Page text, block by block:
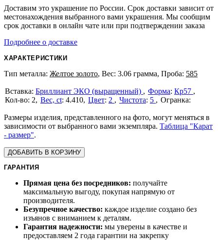
Доставим это украшение по России. Срок доставки зависит от
местонахождения выбранного вами украшения. Мы сообщим
срок доставки в онлайн чате или при подтверждении заказа
Подробнее о доставке
ХАРАКТЕРИСТИКИ
Тип металла: Желтое золото, Вес: 3.06 грамма, Проба: 585
Бриллиант ЭКО (выращенный) Форма: Кр57
2
Вес, ct: 4.410 Цвет: 2 Чистота: 5
Размеры изделия, представленного на фото, могут меняться в
зависимости от выбранного вами экземпляра. Таблица "Карат
- размер".
ДОБАВИТЬ В КОРЗИНУ
ГАРАНТИЯ
Прямая цена без посредников: получайте
максимальную выгоду, покупая напрямую от
производителя.
Безупречное качество: каждое изделие создано без
изъянов с вниманием к деталям.
Гарантия надежности: мы уверены в качестве и
предоставляем 2 года гарантии на закрепку